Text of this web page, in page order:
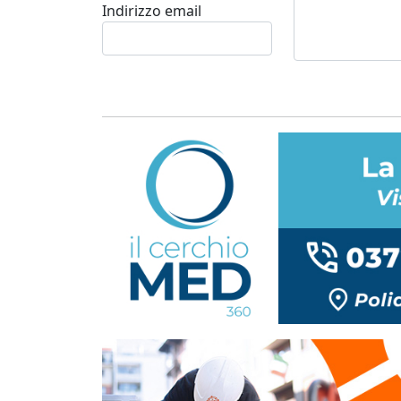
Indirizzo email